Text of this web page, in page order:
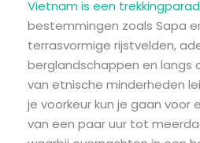
Vietnam is een
bestemmingen zoals Sapa
terrasvormige rijstvelden,
berglandschappen en langs
van etnische minderheden
je voorkeur kun je gaan voor
van een paar uur tot